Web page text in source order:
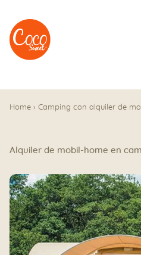
Ir al menú
Ir a los contenidos
Home › Camping con alquiler de
Alquiler de mobil-home en